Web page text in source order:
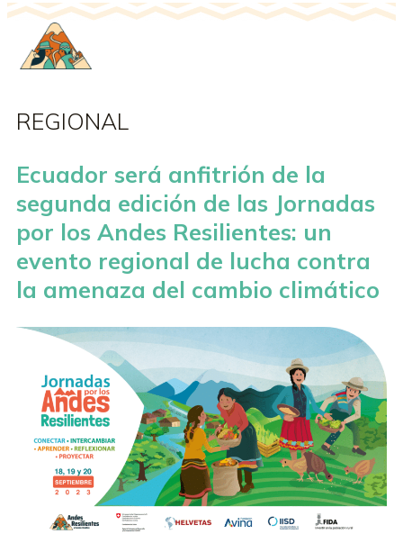
REGIONAL
Ecuador será anfitrión de la
segunda edición de las Jornadas
por los Andes Resilientes: un
evento regional de lucha contra
la amenaza del cambio climático